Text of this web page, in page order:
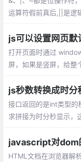
运算符假前真后,||是逻
打开页面时通过
屏，如果是竖屏，给
entationchange和
换。
接口返回的是int类型的
求拼接为时分秒显示，
HTML文档在浏览器解